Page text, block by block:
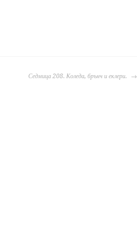
Седмица 208. Коледа, брънч и еклери.